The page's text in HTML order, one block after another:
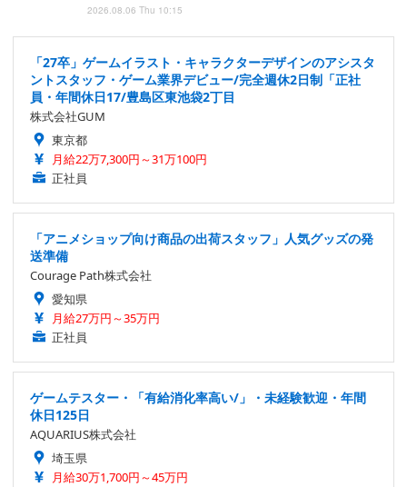
2026.08.06 Thu 10:15
「27卒」ゲームイラスト・キャラクターデザインのアシスタ
ントスタッフ・ゲーム業界デビュー/完全週休2日制「正社
員・年間休日17/豊島区東池袋2丁目
株式会社GUM
東京都
月給22万7,300円～31万100円
正社員
「アニメショップ向け商品の出荷スタッフ」人気グッズの発
送準備
Courage Path株式会社
愛知県
月給27万円～35万円
正社員
ゲームテスター・「有給消化率高い/」・未経験歓迎・年間
休日125日
AQUARIUS株式会社
埼玉県
月給30万1,700円～45万円